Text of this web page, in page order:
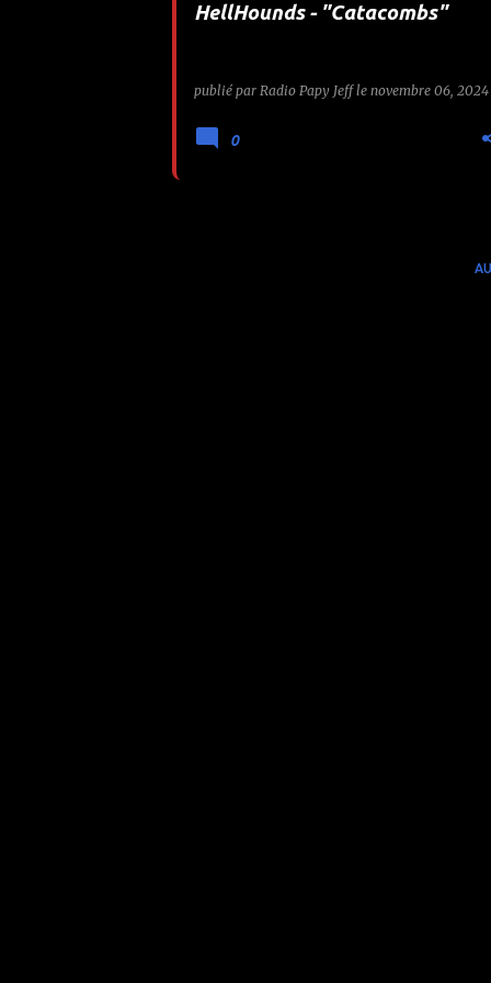
HellHounds - "Catacombs"
publié par Radio Papy Jeff le novembre 06, 2024
0